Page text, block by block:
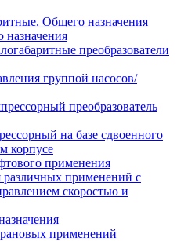
Общего назначения
назначения
преобразователи
группой насосов/
преобразователь
на базе сдвоенного
корпусе
применения
различных применений с
скоростью и
применений